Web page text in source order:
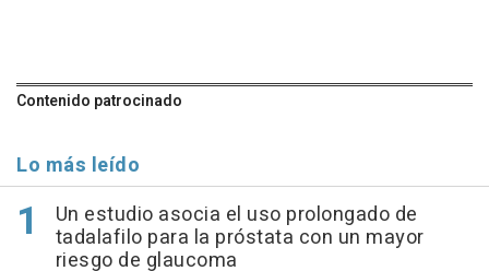
Contenido patrocinado
Lo más leído
Un estudio asocia el uso prolongado de
tadalafilo para la próstata con un mayor
riesgo de glaucoma